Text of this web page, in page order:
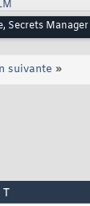
suivante »